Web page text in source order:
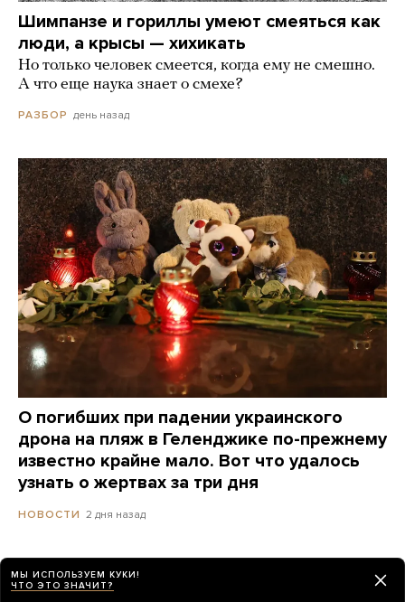
Шимпанзе и гориллы умеют смеяться как
люди, а крысы — хихикать
Но только человек смеется, когда ему не смешно.
А что еще наука знает о смехе?
РАЗБОР день назад
О погибших при падении украинского
дрона на пляж в Геленджике по-прежнему
известно крайне мало. Вот что удалось
узнать о жертвах за три дня
НОВОСТИ 2 дня назад
МЫ ИСПОЛЬЗУЕМ КУКИ!
ЧТО ЭТО ЗНАЧИТ?